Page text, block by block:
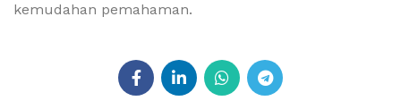
kemudahan pemahaman.